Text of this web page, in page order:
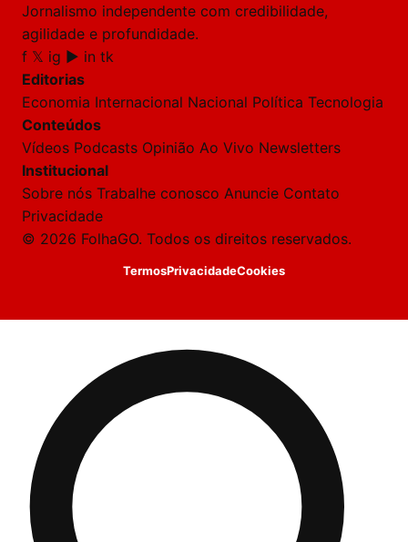
Jornalismo independente com credibilidade,
agilidade e profundidade.
f 𝕏 ig ▶ in tk
Editorias
Economia Internacional Nacional Política Tecnologia
Conteúdos
Vídeos Podcasts Opinião Ao Vivo Newsletters
Institucional
Sobre nós Trabalhe conosco Anuncie Contato
Privacidade
© 2026 FolhaGO. Todos os direitos reservados.
TermosPrivacidadeCookies